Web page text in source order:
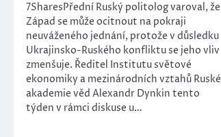
7SharesPřední Ruský politolog varoval, že
Západ se může ocitnout na pokraji
neuváženého jednání, protože v důsledku
Ukrajinsko-Ruského konfliktu se jeho vliv
zmenšuje. Ředitel Institutu světové
ekonomiky a mezinárodních vztahů Ruské
akademie věd Alexandr Dynkin tento
týden v rámci diskuse u…